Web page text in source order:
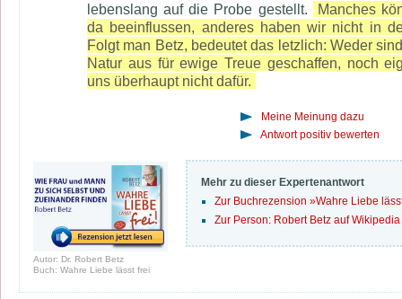
lebenslang auf die Probe gestellt.
Manches
da beeinflussen, anderes haben wir nicht in
Folgt man Betz, bedeutet das letzlich: Weder
Natur aus für ewige Treue geschaffen, noch
uns überhaupt nicht dafür.
Meine Meinung dazu
Antwort positiv bewerten
Autor: Dr. Robert Betz
Buch: Wahre Liebe lässt frei
Mehr zu dieser Expertenantwort
Zur Buchrezension »Wahre Liebe
Zur Person: Robert Betz auf Wikipedia